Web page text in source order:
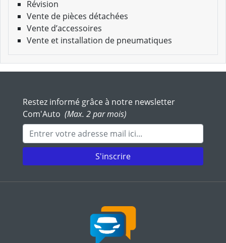
Révision
Vente de pièces détachées
Vente d’accessoires
Vente et installation de pneumatiques
Restez informé grâce à notre newsletter
Com'Auto (Max. 2 par mois)
Adresse mail
S'inscrire